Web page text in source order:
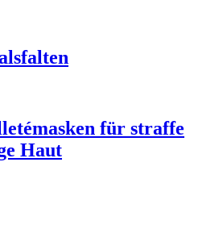
für straffe
Haut